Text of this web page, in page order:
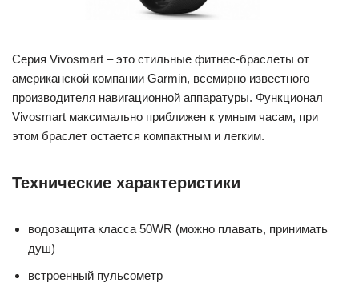
Серия Vivosmart – это стильные фитнес-браслеты от
американской компании Garmin, всемирно известного
производителя навигационной аппаратуры. Функционал
Vivosmart максимально приближен к умным часам, при
этом браслет остается компактным и легким.
Технические характеристики
водозащита класса 50WR (можно плавать, принимать
душ)
встроенный пульсометр